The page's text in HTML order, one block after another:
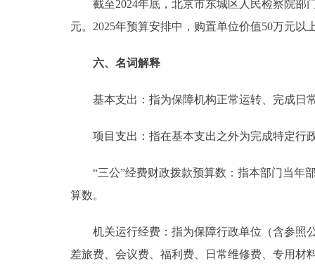
截至2024年底，北京市东城区人民检察院部门
元。2025年预算安排中，购置单位价值50万元以
六、名词解释
基本支出：指为保障机构正常运转、完成日
项目支出：指在基本支出之外为完成特定行
“三公”经费财政拨款预算数：指本部门当年部
算数。
机关运行经费：指为保障行政单位（含参照公
差旅费、会议费、福利费、日常维修费、专用材